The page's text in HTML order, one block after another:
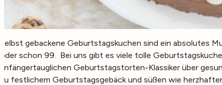
Selbst gebackene Geburtstagskuchen sind ein absolutes
oder schon 99. Bei uns gibt es viele tolle
anfängertauglichen Geburtstagstorten-Klassiker über
zu festlichem Geburtstagsgebäck und süßen wie